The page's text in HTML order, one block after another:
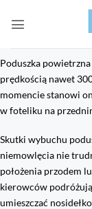
Poduszka
prędkością nawet
momencie stanowi
w foteliku na
Skutki wybuchu
niemowlęcia nie
położenia przodem
kierowców
umieszczać